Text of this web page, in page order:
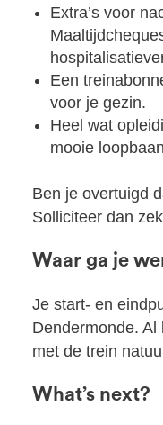
Extra’s voor
Een
voor je gezin.
Heel wat
mooie
Ben je overtuigd
Solliciteer dan
Waar ga je
Je start- en
Dendermonde.
met de trein
What’s next?